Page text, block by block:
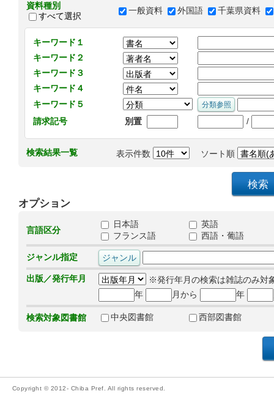
資料種別
すべて選択
一般資料 外国語 千葉県資料
キーワード１
キーワード２
キーワード３
キーワード４
キーワード５
請求記号
別置 /
検索結果一覧 表示件数 ソート順
オプション
言語区分
日本語
英語
フランス語
西語・葡語
ジャンル指定
出版／発行年月
※発行年月の検索は雑誌のみ対
年
月から 年
検索対象図書館 中央図書館 西部図書館
Copyright © 2012- Chiba Pref. All rights reserved.